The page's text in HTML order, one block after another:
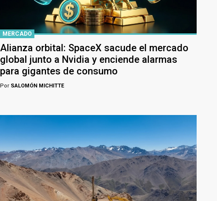
MERCADO
Alianza orbital: SpaceX sacude el mercado
global junto a Nvidia y enciende alarmas
para gigantes de consumo
Por SALOMÓN MICHITTE